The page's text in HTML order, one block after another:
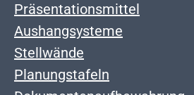
Präsentationsmittel
Aushangsysteme
Stellwände
Planungstafeln